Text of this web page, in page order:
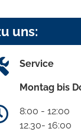
uns:
Service
Montag bis
8:00 - 12:00
12.30- 16:00